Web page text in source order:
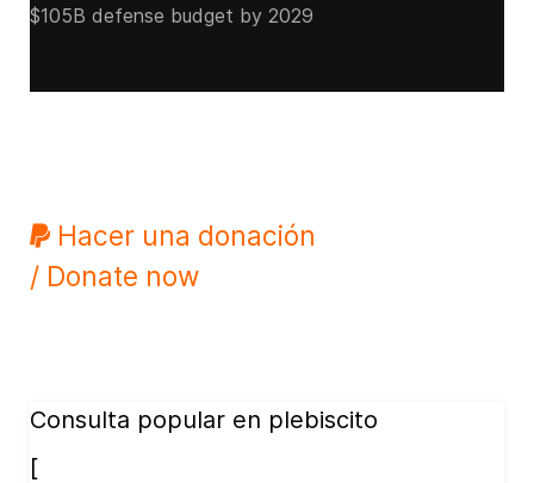
$105B defense budget by 2029
Hacer una donación
/ Donate now
Consulta popular en plebiscito
[